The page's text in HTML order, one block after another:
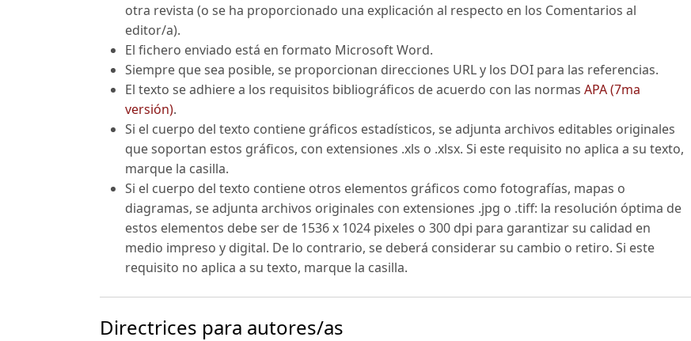
otra revista (o se ha proporcionado una explicación al respecto en los Comentarios al
editor/a).
El fichero enviado está en formato Microsoft Word.
Siempre que sea posible, se proporcionan direcciones URL y los DOI para las referencias.
El texto se adhiere a los requisitos bibliográficos de acuerdo con las normas APA (7ma
versión).
Si el cuerpo del texto contiene gráficos estadísticos, se adjunta archivos editables originales
que soportan estos gráficos, con extensiones .xls o .xlsx. Si este requisito no aplica a su texto,
marque la casilla.
Si el cuerpo del texto contiene otros elementos gráficos como fotografías, mapas o
diagramas, se adjunta archivos originales con extensiones .jpg o .tiff: la resolución óptima de
estos elementos debe ser de 1536 x 1024 pixeles o 300 dpi para garantizar su calidad en
medio impreso y digital. De lo contrario, se deberá considerar su cambio o retiro. Si este
requisito no aplica a su texto, marque la casilla.
Directrices para autores/as